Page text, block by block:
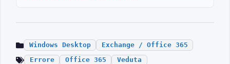
Windows Desktop
Exchange / Office 365
Errore
Office 365 Veduta